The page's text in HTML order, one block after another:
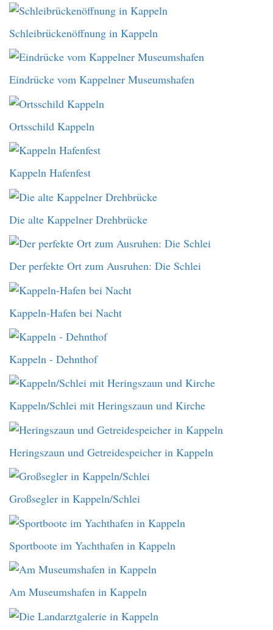
Schleibrückenöffnung in Kappeln
Eindrücke vom Kappelner Museumshafen
Ortsschild Kappeln
Kappeln Hafenfest
Die alte Kappelner Drehbrücke
Der perfekte Ort zum Ausruhen: Die Schlei
Kappeln-Hafen bei Nacht
Kappeln - Dehnthof
Kappeln/Schlei mit Heringszaun und Kirche
Heringszaun und Getreidespeicher in Kappeln
Großsegler in Kappeln/Schlei
Sportboote im Yachthafen in Kappeln
Am Museumshafen in Kappeln